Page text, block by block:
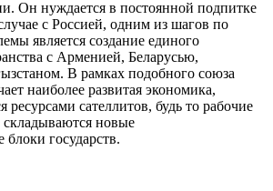
Он нуждается в постоянной подпитке
с Россией, одним из шагов по
является создание единого
с Арменией, Беларусью,
В рамках подобного союза
наиболее развитая экономика,
ресурсами сателлитов, будь то рабочие
новые
государств.